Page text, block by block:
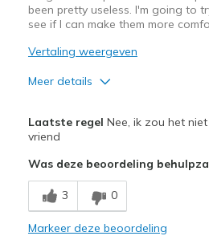
been pretty useless. I'm going to
see if I can make them more
Vertaling weergeven
Meer details
Laatste regel Nee, ik zou het
vriend
Was deze beoordeling
3 0
Markeer deze beoordeling